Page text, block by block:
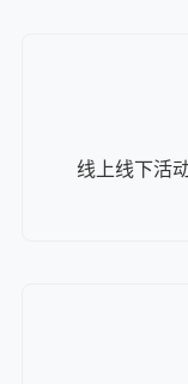
线上线下活